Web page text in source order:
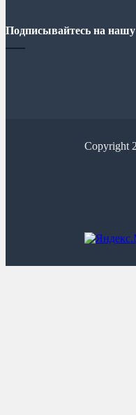
Подписывайтесь на нашу
Copyright